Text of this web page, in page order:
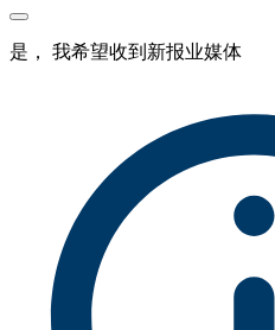
是， 我希望收到新报业媒体